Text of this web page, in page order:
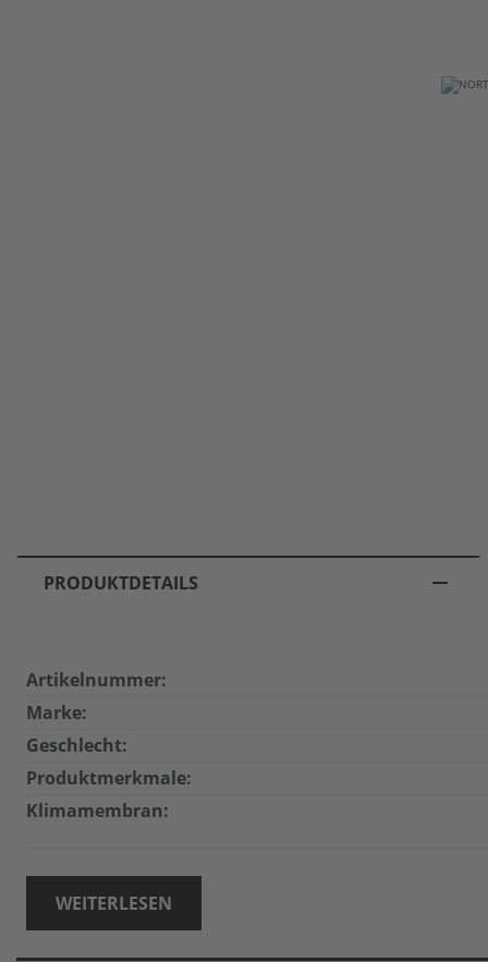
PRODUKTDETAILS
Artikelnummer:
Marke:
Geschlecht:
Produktmerkmale:
Klimamembran:
WEITERLESEN